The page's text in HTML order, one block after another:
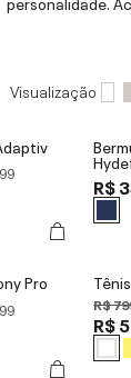
Visualização
R$
Pro
R$
R$